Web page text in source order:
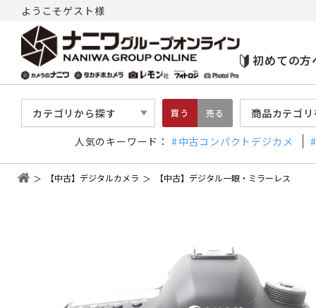
ようこそゲスト様
初めての方
カテゴリから探す 買う 売る 商品カテゴ
人気のキーワード： 中古コンパクトデジカメ
【中古】デジタルカメラ 【中古】デジタル一眼・ミラーレス